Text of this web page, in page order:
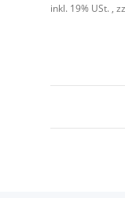
inkl. 19% USt. ,